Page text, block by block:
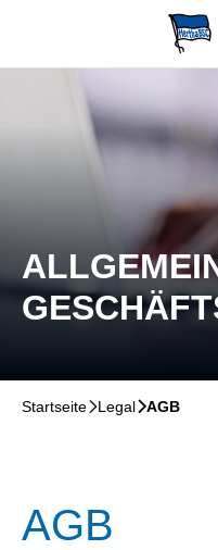
􀄫
Startseite􀆊Legal􀆊AGB
AGB